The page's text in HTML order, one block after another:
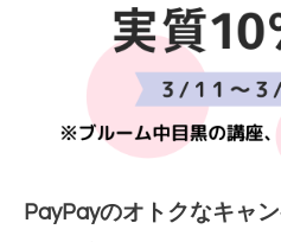
PayPayのオトクなキャ